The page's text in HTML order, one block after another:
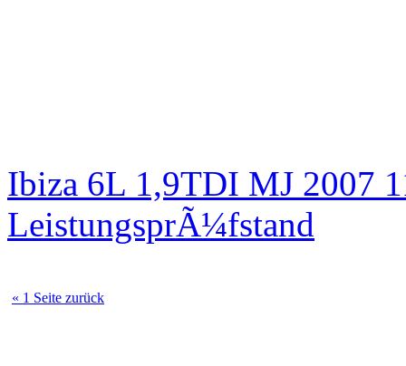
Ibiza 6L 1,9TDI MJ 2007
LeistungsprÃ¼fstand
« 1 Seite zurück